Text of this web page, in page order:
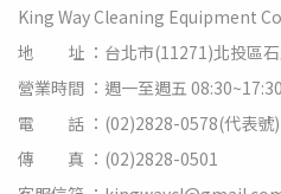
King Way Cleaning Equipment
地 址 ：台北市(11271)北投區石
營業時間 ：週一至週五
電 話 ：(02)2828-0578(代表號)
傳 真 ：(02)2828-0501